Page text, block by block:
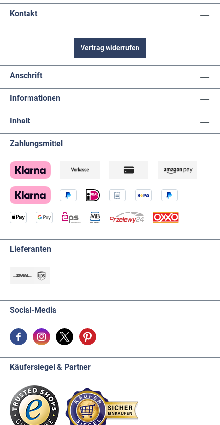
Kontakt
Vertrag widerrufen
Anschrift
Informationen
Inhalt
Zahlungsmittel
Lieferanten
Social-Media
Käufersiegel & Partner